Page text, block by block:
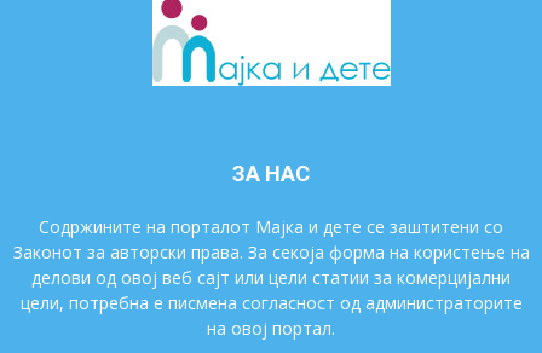
ЗА НАС
Содржините на порталот Мајка и дете се заштитени со
Законот за авторски права. За секоја форма на користење на
делови од овој веб сајт или цели статии за комерцијални
цели, потребна е писмена согласност од администраторите
на овој портал.